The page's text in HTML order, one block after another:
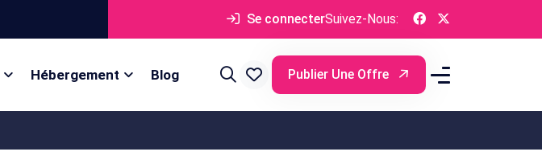
Se connecterSuivez-Nous:
Hébergement Blog Publier Une Offre